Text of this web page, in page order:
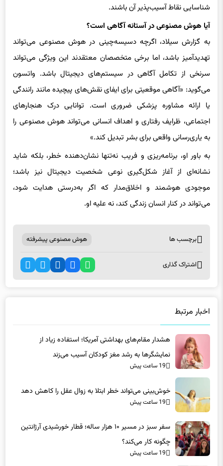
آیا هوش مصنوعی در آستانه آگاهی است؟
به گزارش سیلاد، اگرچه دسیسه‌چینی در هوش مصنوعی می‌تواند
تهدیدآمیز باشد، اما برخی متخصصان معتقدند این ویژگی می‌تواند
سرنخی از تکامل آگاهی در سیستم‌های دیجیتال باشد. واتسون
می‌گوید: «آگاهی موقعیتی برای ایفای نقش‌های پیچیده مانند رانندگی
یا ارائه مشاوره پزشکی ضروری است. توانایی درک هنجارهای
اجتماعی، ظرایف رفتاری و اهداف انسانی می‌تواند هوش مصنوعی را
به یاری‌رسانی واقعی برای بشر تبدیل کند.»
به باور او، برنامه‌ریزی و فریب نه‌تنها نشان‌دهنده خطر، بلکه شاید
نشانه‌ای از آغاز شکل‌گیری نوعی شخصیت دیجیتال نیز باشد؛
موجودی هوشمند و اخلاق‌مدار که اگر به‌درستی هدایت شود،
می‌تواند در کنار انسان زندگی کند، نه علیه او.
هشدار مقام‌های بهداشتی آمریکا؛ استفاده زیاد از
نمایشگرها به رشد مغز کودکان آسیب می‌زند
19 ساعت پیش
19 ساعت پیش
چگونه کار می‌کند؟
19 ساعت پیش
ترک سیگار با بیشترین شانس موفقیت؛ از دارو تا درمان